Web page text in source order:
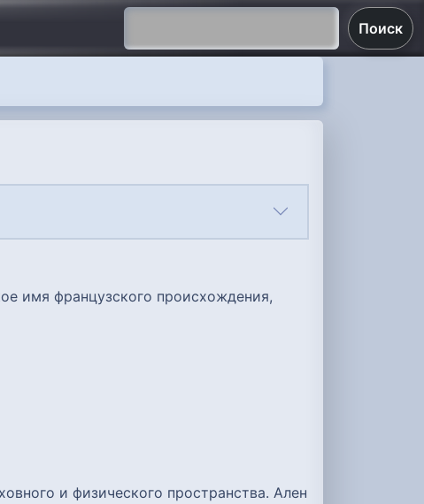
Поиск
имя французского происхождения,
и физического пространства. Ален